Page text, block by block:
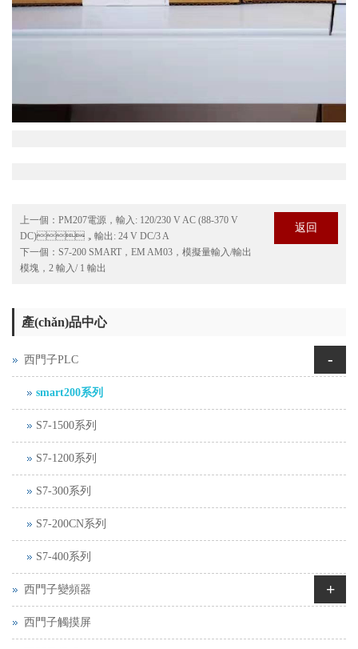
上一個： PM207電源，輸入: 120/230 V AC (88-370 V
DC)，輸出: 24 V DC/3 A
下一個： S7-200 SMART，EM AM03，模擬量輸入/輸出
模塊，2 輸入/ 1 輸出
返回
產(chǎn)品中心
西門子PLC -
smart200系列
S7-1500系列
S7-1200系列
S7-300系列
S7-200CN系列
S7-400系列
西門子變頻器 +
西門子觸摸屏